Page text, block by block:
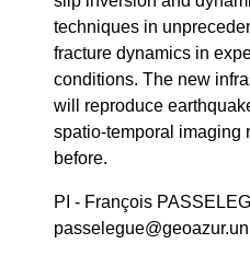
techniques in
fracture dynamics in
conditions. The new
will reproduce
spatio-temporal imaging
before.
PI - François